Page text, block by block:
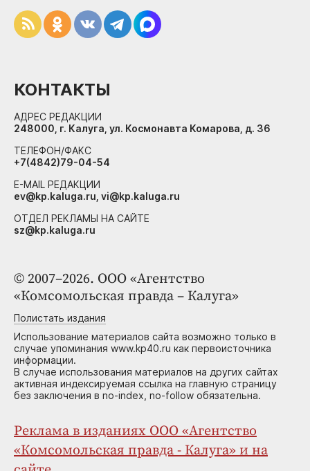
© 2007–2026. ООО «Агентство
«Комсомольская правда – Калуга»
Полистать издания
Использование материалов сайта возможно только в
случае упоминания www.kp40.ru как первоисточника
информации.
В случае использования материалов на других сайтах
активная индексируемая ссылка на главную страницу
без заключения в no-index, no-follow обязательна.
Реклама в изданиях ООО «Агентство
«Комсомольская правда - Калуга» и на
КОНТАКТЫ
АДРЕС РЕДАКЦИИ
248000, г. Калуга, ул. Космонавта Комарова, д. 36
ТЕЛЕФОН/ФАКС
+7(4842)79-04-54
E-MAIL РЕДАКЦИИ
ev@kp.kaluga.ru, vi@kp.kaluga.ru
ОТДЕЛ РЕКЛАМЫ НА САЙТЕ
sz@kp.kaluga.ru